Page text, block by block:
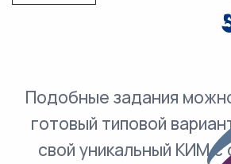
Подобные задания
готовый типовой
свой уникальный КИМ с